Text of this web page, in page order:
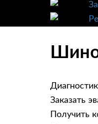
Заказать
Получить